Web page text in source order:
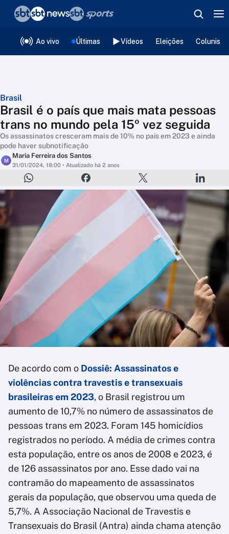
Ao vivo Últimas Vídeos Eleições
Brasil
Brasil é o país que mais mata pessoas
trans no mundo pela 15º vez seguida
Os assassinatos cresceram mais de 10% no país em 2023 e ainda
pode haver subnotificação
M
Maria Ferreira dos Santos
31/01/2024, 18:00 • Atualizado há 2 anos
De acordo com o Dossiê: Assassinatos e
violências contra travestis e transexuais
brasileiras em 2023, o Brasil registrou um
aumento de 10,7% no número de assassinatos de
pessoas trans em 2023. Foram 145 homicídios
registrados no período. A média de crimes contra
esta população, entre os anos de 2008 e 2023, é
de 126 assassinatos por ano. Esse dado vai na
contramão do mapeamento de assassinatos
gerais da população, que observou uma queda de
5,7%. A Associação Nacional de Travestis e
Transexuais do Brasil (Antra) ainda chama atenção
❮voltar
Editorias